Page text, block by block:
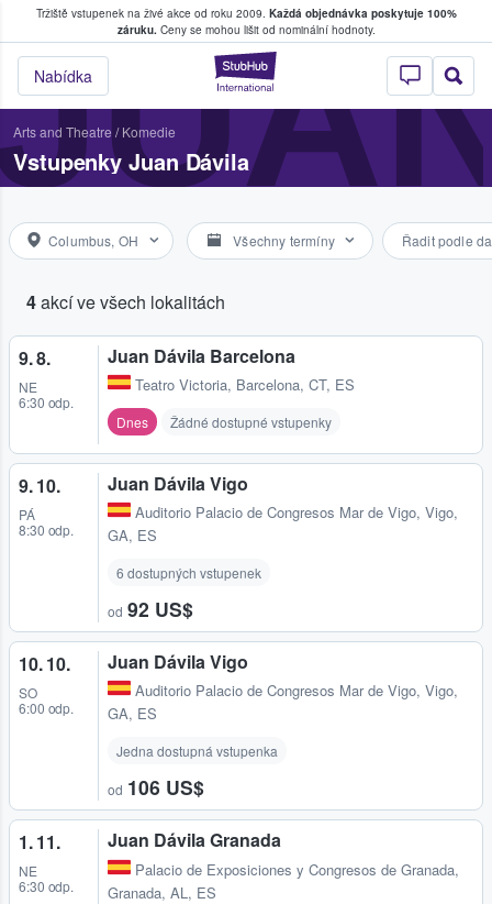
Tržiště vstupenek na živé akce od roku 2009. Každá objednávka poskytuje 100%
záruku.Ceny se mohou lišit od nominální hodnoty.
StubHub –
Nabídka
kde fanoušci kupují a prodávají vstupenky
Arts and Theatre / Komedie
Vstupenky Juan Dávila
Columbus, OH Všechny termíny Řadit podle
4akcí ve všech lokalitách
9. 8.
NE
6:30 odp.
Juan Dávila Barcelona
Teatro Victoria, Barcelona, CT, ES
Dnes Žádné dostupné vstupenky
9. 10.
PÁ
8:30 odp.
Juan Dávila Vigo
Auditorio Palacio de Congresos Mar de Vigo, Vigo,
GA, ES
6 dostupných vstupenek
od 92 US$
10. 10.
SO
6:00 odp.
Juan Dávila Vigo
Auditorio Palacio de Congresos Mar de Vigo, Vigo,
GA, ES
Jedna dostupná vstupenka
od 106 US$
1. 11.
NE
6:30 odp.
Juan Dávila Granada
Palacio de Exposiciones y Congresos de Granada,
Granada, AL, ES